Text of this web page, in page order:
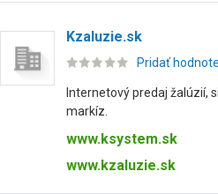
Kzaluzie.sk
Pridať
Internetový predaj žalúzií,
markíz.
www.ksystem.sk
www.kzaluzie.sk